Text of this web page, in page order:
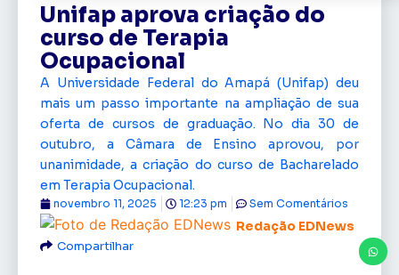
Unifap aprova criação do
curso de Terapia
Ocupacional
A Universidade Federal do Amapá (Unifap) deu
mais um passo importante na ampliação de sua
oferta de cursos de graduação. No dia 30 de
outubro, a Câmara de Ensino aprovou, por
unanimidade, a criação do curso de Bacharelado
em Terapia Ocupacional.
Redação EDNews
novembro 11, 2025 12:23 pm Sem Comentários
Compartilhar